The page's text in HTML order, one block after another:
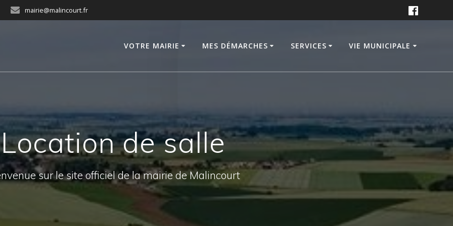
mairie@malincourt.fr
VOTRE MAIRIE MES DÉMARCHES SERVICES VIE MUNICIPALE
Location de salle
sur le site officiel de la mairie de Malincourt